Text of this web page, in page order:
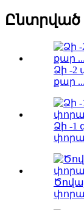
Ձի -
քար ...
Ձի -